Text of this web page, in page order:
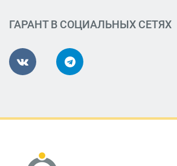
ГАРАНТ В СОЦИАЛЬНЫХ СЕТЯХ